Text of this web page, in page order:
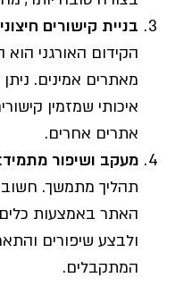
בניית קישורים
הקידום האורגני הוא
מאתרים אמינים.
איכותי שמזמין
אתרים אחרים.
מעקב ושיפור מתמיד
תהליך מתמשך.
ולבצע שיפורים
המתקבלים.